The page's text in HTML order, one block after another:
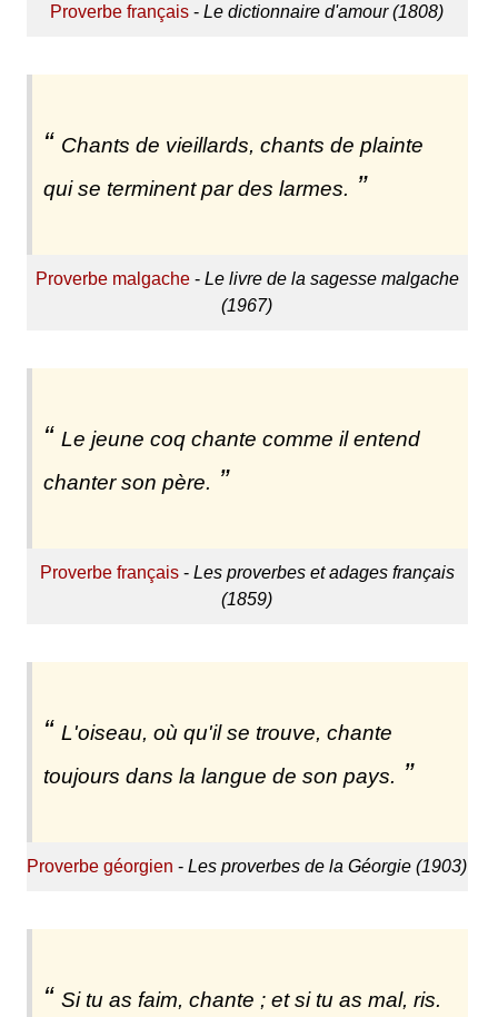
Proverbe français -Le dictionnaire d'amour (1808)
Chants de vieillards, chants de plainte
qui se terminent par des larmes.
Proverbe malgache- Le livre de la sagesse malgache
(1967)
Le jeune coq chante comme il entend
chanter son père.
Proverbe français- Les proverbes et adages français
(1859)
L'oiseau, où qu'il se trouve, chante
toujours dans la langue de son pays.
Proverbe géorgien -Les proverbes de la Géorgie (1903)
Si tu as faim, chante ; et si tu as mal, ris.